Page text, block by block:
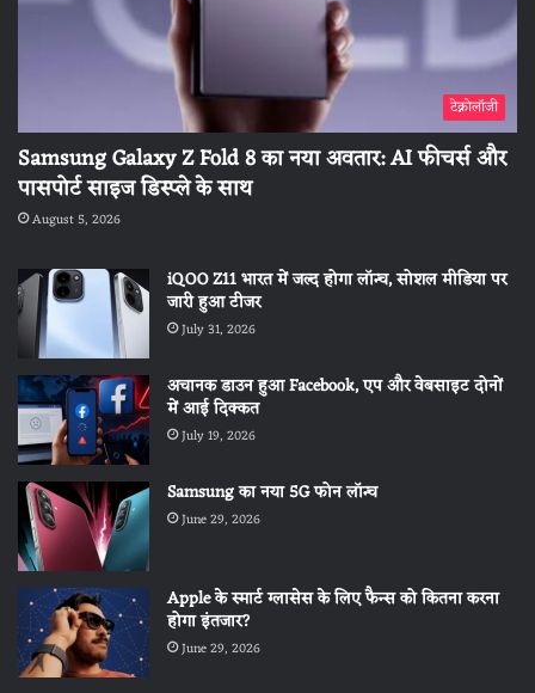
टेक्नोलॉजी
Samsung Galaxy Z Fold 8 का नया अवतार: AI फीचर्स और
पासपोर्ट साइज डिस्प्ले के साथ
August 5, 2026
iQOO Z11 भारत में जल्द होगा लॉन्च, सोशल मीडिया पर
जारी हुआ टीजर
July 31, 2026
अचानक डाउन हुआ Facebook, एप और वेबसाइट दोनों
में आई दिक्कत
July 19, 2026
Samsung का नया 5G फोन लॉन्च
June 29, 2026
Apple के स्मार्ट ग्लासेस के लिए फैन्स को कितना करना
होगा इंतजार?
June 29, 2026